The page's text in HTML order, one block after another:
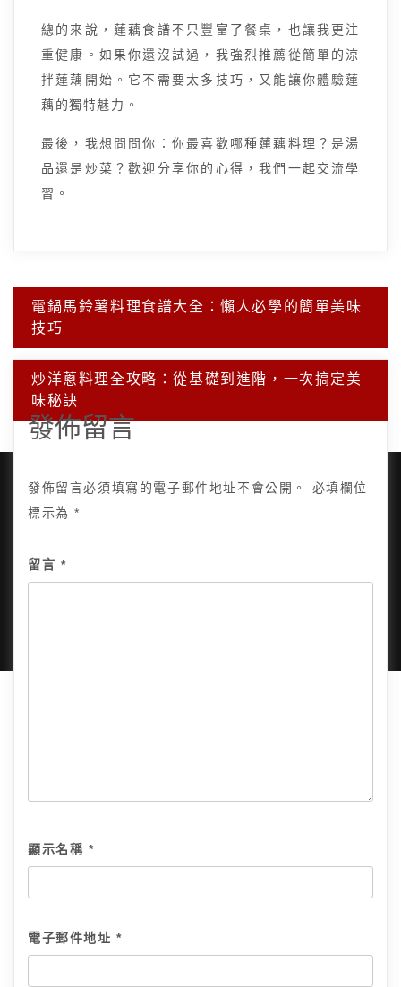
總的來說，蓮藕食譜不只豐富了餐桌，也讓我更注
重健康。如果你還沒試過，我強烈推薦從簡單的涼
拌蓮藕開始。它不需要太多技巧，又能讓你體驗蓮
藕的獨特魅力。
最後，我想問問你：你最喜歡哪種蓮藕料理？是湯
品還是炒菜？歡迎分享你的心得，我們一起交流學
習。
文
章
導
覽
電鍋馬鈴薯料理食譜大全：懶人必學的簡單美味
技巧
炒洋蔥料理全攻略：從基礎到進階，一次搞定美
味秘訣
發佈留言
發佈留言必須填寫的電子郵件地址不會公開。
必填欄位
標示為*
留言 *
顯示名稱 *
電子郵件地址*